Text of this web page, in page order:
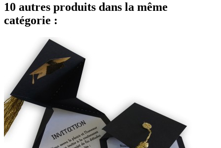
10 autres produits dans la même
catégorie :